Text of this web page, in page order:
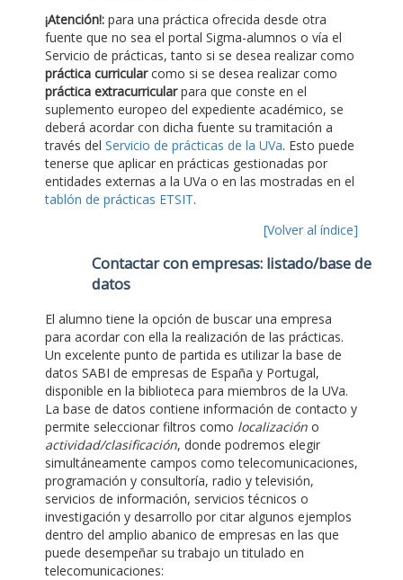
¡Atención!: para una práctica ofrecida desde otra
fuente que no sea el portal Sigma-alumnos o vía el
Servicio de prácticas, tanto si se desea realizar como
práctica curricularcomo si se desea realizar como
práctica extracurricularpara que conste en el
suplemento europeo del expediente académico, se
deberá acordar con dicha fuente su tramitación a
través del Servicio de prácticas de la UVa. Esto puede
tenerse que aplicar en prácticas gestionadas por
entidades externas a la UVa o en las mostradas en el
tablón de prácticas ETSIT.
[Volver al índice]
Contactar con empresas: listado/base de
datos
El alumno tiene la opción de buscar una empresa
para acordar con ella la realización de las prácticas.
Un excelente punto de partida es utilizar la base de
datos SABI de empresas de España y Portugal,
disponible en la biblioteca para miembros de la UVa.
La base de datos contiene información de contacto y
permite seleccionar filtros como localización o
actividad/clasificación, donde podremos elegir
simultáneamente campos como telecomunicaciones,
programación y consultoría, radio y televisión,
servicios de información, servicios técnicos o
investigación y desarrollo por citar algunos ejemplos
dentro del amplio abanico de empresas en las que
puede desempeñar su trabajo un titulado en
telecomunicaciones: